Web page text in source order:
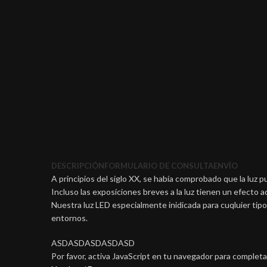
DESCRIPCIÓNFORMULARIO DE CONSULTAENVÍO
A principios del siglo XX, se había comprobado que la luz
Incluso las exposiciones breves a la luz tienen un efecto
Nuestra luz LED especialmente inidicada para cuqluier
entornos.
ASDASDASDASDASD
Por favor, activa JavaScript en tu navegador para